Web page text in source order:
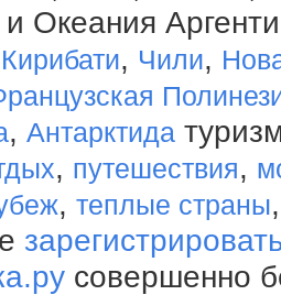
и Океания
Кирибати, Чили,
, Антарктида
, путешествия,
, теплые страны
совершенно